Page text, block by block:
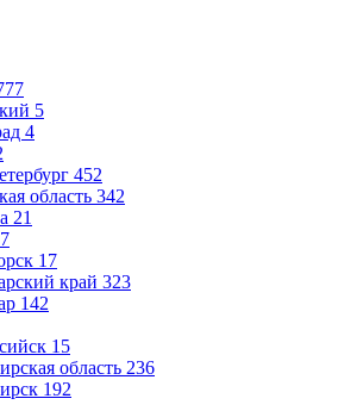
5
4
452
область 342
21
17
край 323
142
15
область 236
192